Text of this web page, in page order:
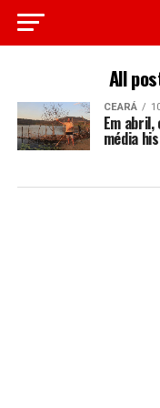
All
CEARÁ
Em
média